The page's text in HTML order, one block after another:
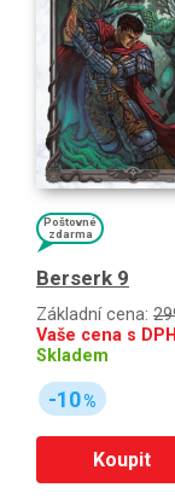
Poštovné
zdarma
Berserk 9
Základní cena:
Vaše cena s
Skladem
-10%
Koupit